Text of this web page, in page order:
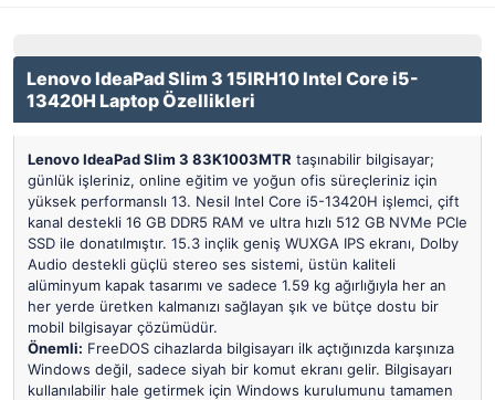
Lenovo IdeaPad Slim 3 15IRH10 Intel Core i5-
13420H Laptop Özellikleri
Lenovo IdeaPad Slim 3 83K1003MTR taşınabilir bilgisayar;
günlük işleriniz, online eğitim ve yoğun ofis süreçleriniz için
yüksek performanslı 13. Nesil Intel Core i5-13420H işlemci, çift
kanal destekli 16 GB DDR5 RAM ve ultra hızlı 512 GB NVMe PCIe
SSD ile donatılmıştır. 15.3 inçlik geniş WUXGA IPS ekranı, Dolby
Audio destekli güçlü stereo ses sistemi, üstün kaliteli
alüminyum kapak tasarımı ve sadece 1.59 kg ağırlığıyla her an
her yerde üretken kalmanızı sağlayan şık ve bütçe dostu bir
mobil bilgisayar çözümüdür.
Önemli: FreeDOS cihazlarda bilgisayarı ilk açtığınızda karşınıza
Windows değil, sadece siyah bir komut ekranı gelir. Bilgisayarı
kullanılabilir hale getirmek için Windows kurulumunu tamamen